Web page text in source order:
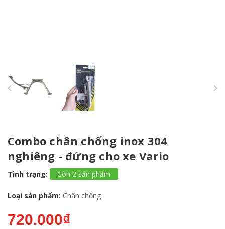
Combo chân chống inox 304
nghiêng - đứng cho xe Vario
Tình trạng: Còn 2 sản phẩm
Loại sản phẩm: Chân chống
720.000₫